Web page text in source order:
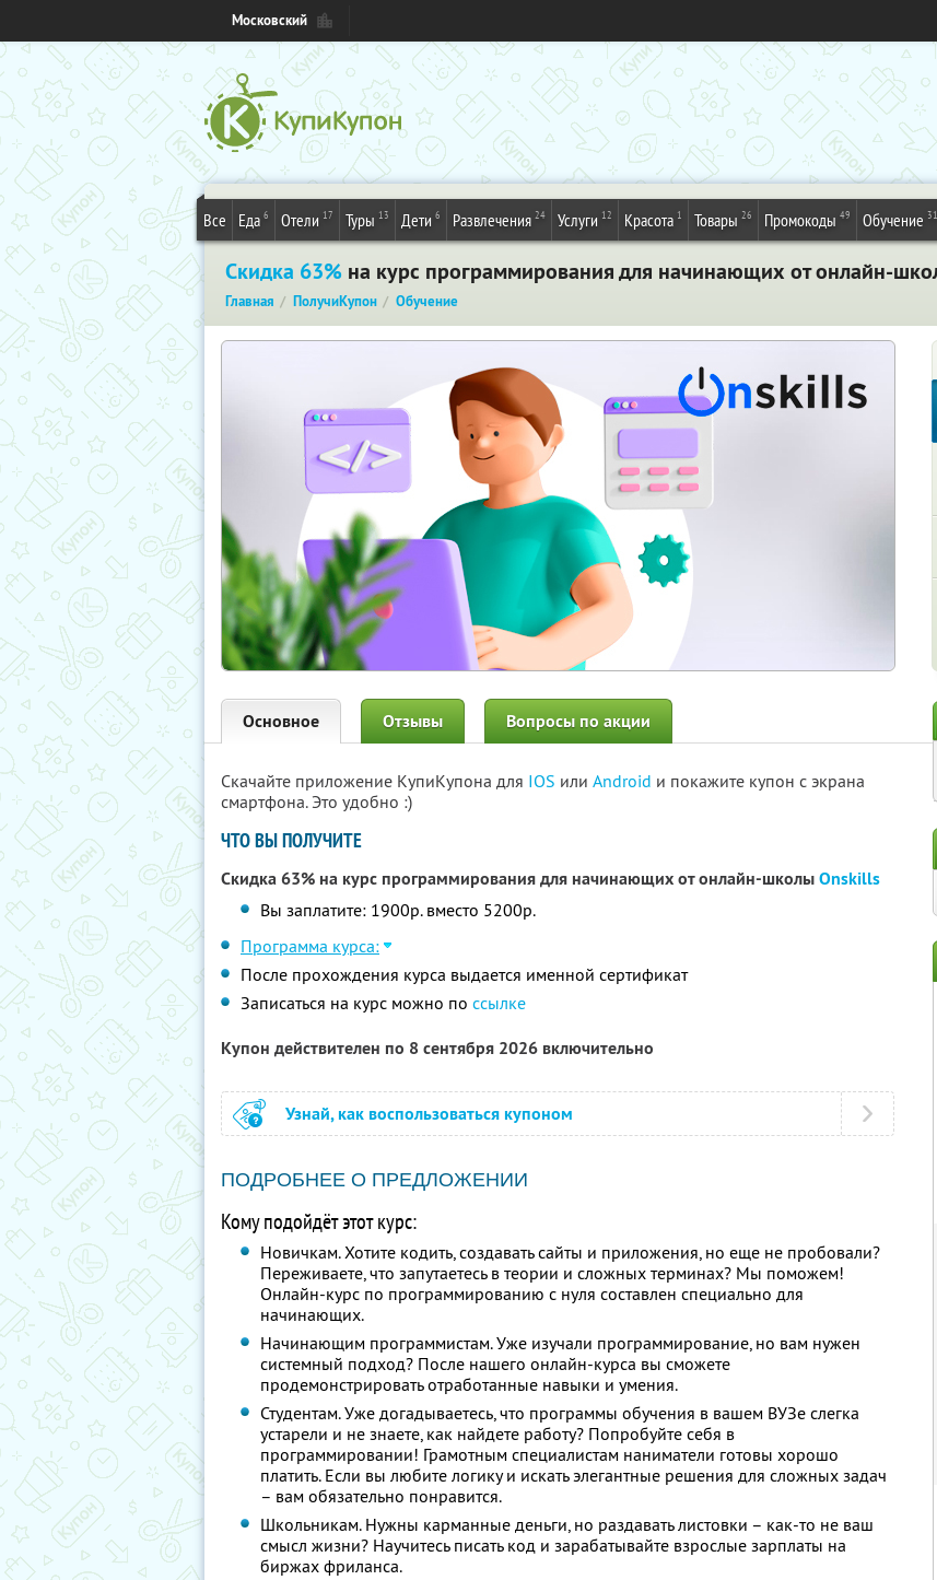
Московский
Все Еда 6 Отели 17 Туры 13 Дети 6 Развлечения 24 Услуги 12 Красота 1 Товары 26 Промокоды 49 Обучение 31
Скидка 63% на курс программирования для начинающих от онлайн-
Главная ПолучиКупон Обучение
Основное Отзывы Вопросы по акции
Скачайте приложение КупиКупона для IOS или Android и покажите купон с экрана
смартфона. Это удобно :)
ЧТО ВЫ ПОЛУЧИТЕ
Скидка 63% на курс программирования для начинающих от онлайн-школыOnskills
Вы заплатите: 1900р. вместо 5200р.
Программа курса:
После прохождения курса выдается именной сертификат
Записаться на курс можно по ссылке
Купон действителен по 8 сентября 2026 включительно
Узнай, как воспользоваться купоном
ПОДРОБНЕЕ О ПРЕДЛОЖЕНИИ
Кому подойдёт этот курс:
Новичкам. Хотите кодить, создавать сайты и приложения, но еще не пробовали?
Переживаете, что запутаетесь в теории и сложных терминах? Мы поможем!
Онлайн-курс по программированию с нуля составлен специально для
начинающих.
Начинающим программистам. Уже изучали программирование, но вам нужен
системный подход? После нашего онлайн-курса вы сможете
продемонстрировать отработанные навыки и умения.
Студентам. Уже догадываетесь, что программы обучения в вашем ВУЗе слегка
устарели и не знаете, как найдете работу? Попробуйте себя в
программировании! Грамотным специалистам наниматели готовы хорошо
платить. Если вы любите логику и искать элегантные решения для сложных задач
– вам обязательно понравится.
Школьникам. Нужны карманные деньги, но раздавать листовки – как-то не ваш
смысл жизни? Научитесь писать код и зарабатывайте взрослые зарплаты на
биржах фриланса.